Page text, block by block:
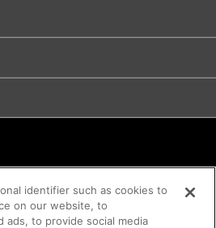
identifier such as cookies to
on our website, to
ads, to provide social media